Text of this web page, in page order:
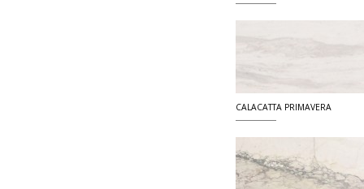
CALACATTA PRIMAVERA